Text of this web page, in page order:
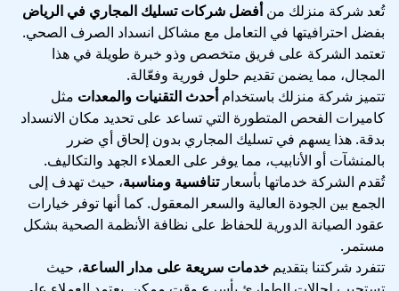
تُعد شركة منزلك منأفضل شركات تسليك المجاري في الرياض
بفضل احترافيتها في التعامل مع مشاكل انسداد الصرف الصحي.
تعتمد الشركة على فريق متخصص وذو خبرة طويلة في هذا
المجال، مما يضمن تقديم حلول فورية وفعّالة.
تتميز شركة منزلك باستخدامأحدث التقنيات والمعدات مثل
كاميرات الفحص المتطورة التي تساعد على تحديد مكان الانسداد
بدقة. هذا يسهم في تسليك المجاري بدون إلحاق أي ضرر
بالمنشآت أو الأنابيب، مما يوفر على العملاء الجهد والتكاليف.
تُقدم الشركة خدماتها بأسعارتنافسية ومناسبة، حيث تهدف إلى
الجمع بين الجودة العالية والسعر المعقول. كما أنها توفر خيارات
عقود الصيانة الدورية للحفاظ على نظافة الأنظمة الصحية بشكل
مستمر.
تتفرد شركتنا بتقديم خدمات سريعة على مدار الساعة، حيث